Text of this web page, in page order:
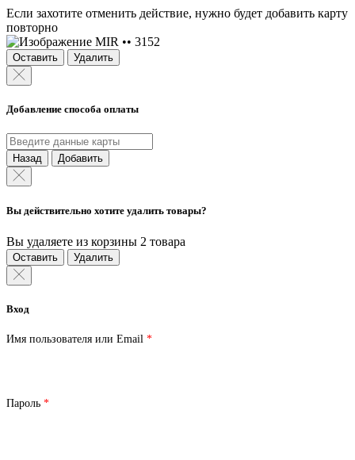
Если захотите отменить действие, нужно будет добавить карту
повторно
MIR •• 3152
Оставить Удалить
Добавление способа оплаты
Назад Добавить
Вы действительно хотите удалить товары?
Вы удаляете из корзины 2 товара
Оставить Удалить
Вход
Имя пользователя или Email *Обязательно
Пароль *Обязательно